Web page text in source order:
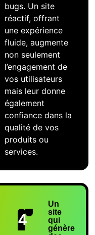
bugs. Un site
réactif, offrant
une expérience
fluide, augmente
non seulement
l’engagement de
vos utilisateurs
mais leur donne
également
confiance dans la
qualité de vos
produits ou
services.
4
Un
site
qui
génère